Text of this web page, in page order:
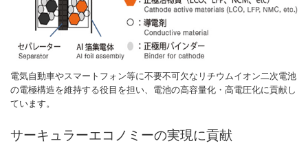
電気自動車やスマートフォン等に不要不可欠なリチウムイオン二次電池
の電極構造を維持する役目を担い、電池の高容量化・高電圧化に貢献し
ています。
サーキュラーエコノミーの実現に貢献